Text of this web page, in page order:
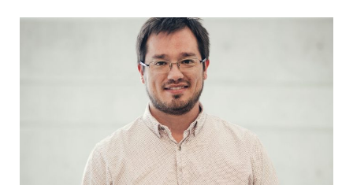
DESARROLLO PROFESIONAL